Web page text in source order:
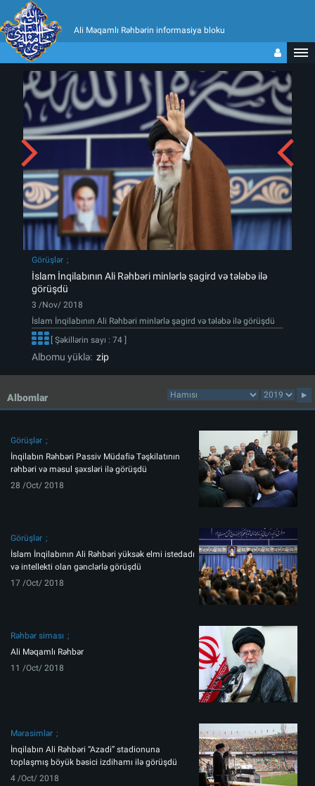
Ali Məqamlı Rəhbərin informasiya bloku
Görüşlər
İslam İnqilabının Ali Rəhbəri minlərlə şagird və tələbə ilə
görüşdü
3 /Nov/ 2018
İslam İnqilabının Ali Rəhbəri minlərlə şagird və tələbə ilə görüşdü
[ Şəkillərin sayı : 74 ]
Albomu yüklə: zip
Albomlar
Görüşlər
İnqilabın Rəhbəri Passiv Müdafiə Təşkilatının
rəhbəri və məsul şəxsləri ilə görüşdü
28 /Oct/ 2018
Görüşlər
İslam İnqilabının Ali Rəhbəri yüksək elmi istedadı
və intellekti olan gənclərlə görüşdü
17 /Oct/ 2018
Rəhbər siması
Ali Məqamlı Rəhbər
11 /Oct/ 2018
Mərasimlər
İnqilabın Ali Rəhbəri “Azadi” stadionuna
toplaşmış böyük bəsici izdihamı ilə görüşdü
4 /Oct/ 2018